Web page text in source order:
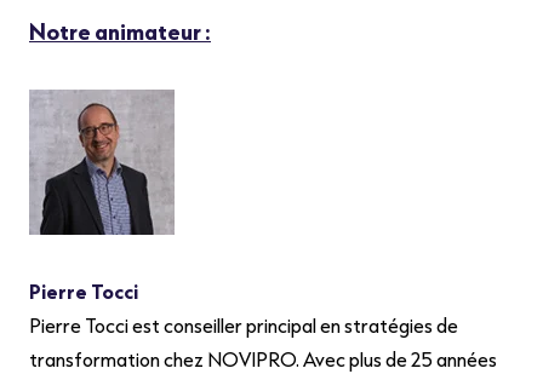
Notre animateur :
Pierre Tocci
Pierre Tocci est conseiller principal en stratégies de
transformation chez NOVIPRO. Avec plus de 25 années